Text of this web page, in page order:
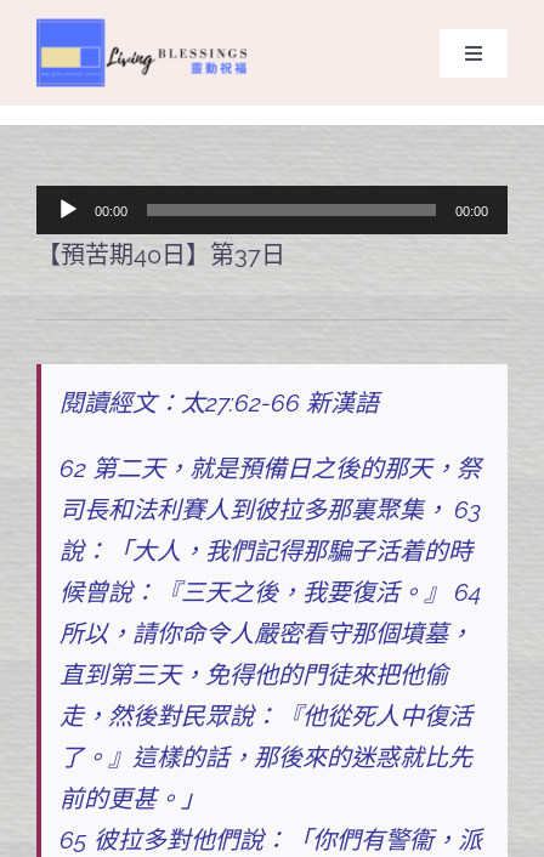
Skip
Toggle
關於我們
訊
放
器
00:00 00:00
【預苦期40日】第37日
閱讀經文：太27:62-66 新漢語
62 第二天，就是預備日之後的那天，祭
司長和法利賽人到彼拉多那裏聚集， 63
說：「大人，我們記得那騙子活着的時
候曾說：『三天之後，我要復活。』 64
所以，請你命令人嚴密看守那個墳墓，
直到第三天，免得他的門徒來把他偷
走，然後對民眾說：『他從死人中復活
了。』這樣的話，那後來的迷惑就比先
前的更甚。」
65 彼拉多對他們說：「你們有警衞，派